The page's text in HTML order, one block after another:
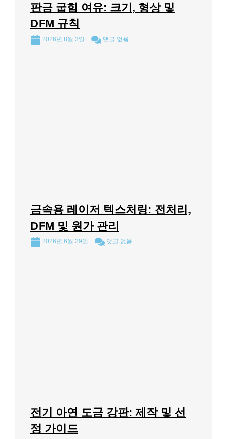
판금 굽힘 여유: 크기, 형상 및
DFM 규칙
2026년 8월 3일 댓글 없음
금속용 레이저 텍스처링: 전처리,
DFM 및 원가 관리
2026년 6월 29일 댓글 없음
전기 아연 도금 강판: 제작 및 선
정 가이드